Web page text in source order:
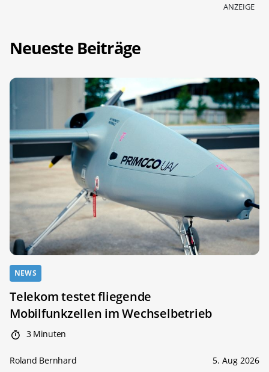
ANZEIGE
Neueste Beiträge
NEWS
Telekom testet fliegende
Mobilfunkzellen im Wechselbetrieb
3 Minuten
Roland Bernhard 5. Aug 2026